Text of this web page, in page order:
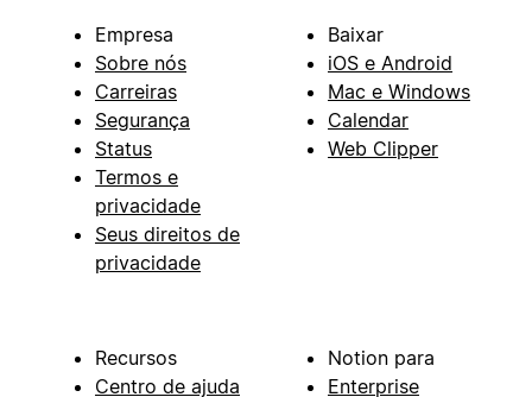
Empresa
Sobre nós
Carreiras
Segurança
Status
Termos e
privacidade
Seus direitos de
privacidade
Baixar
iOS e Android
Mac e Windows
Calendar
Web Clipper
Recursos
Centro de ajuda
Notion para
Enterprise